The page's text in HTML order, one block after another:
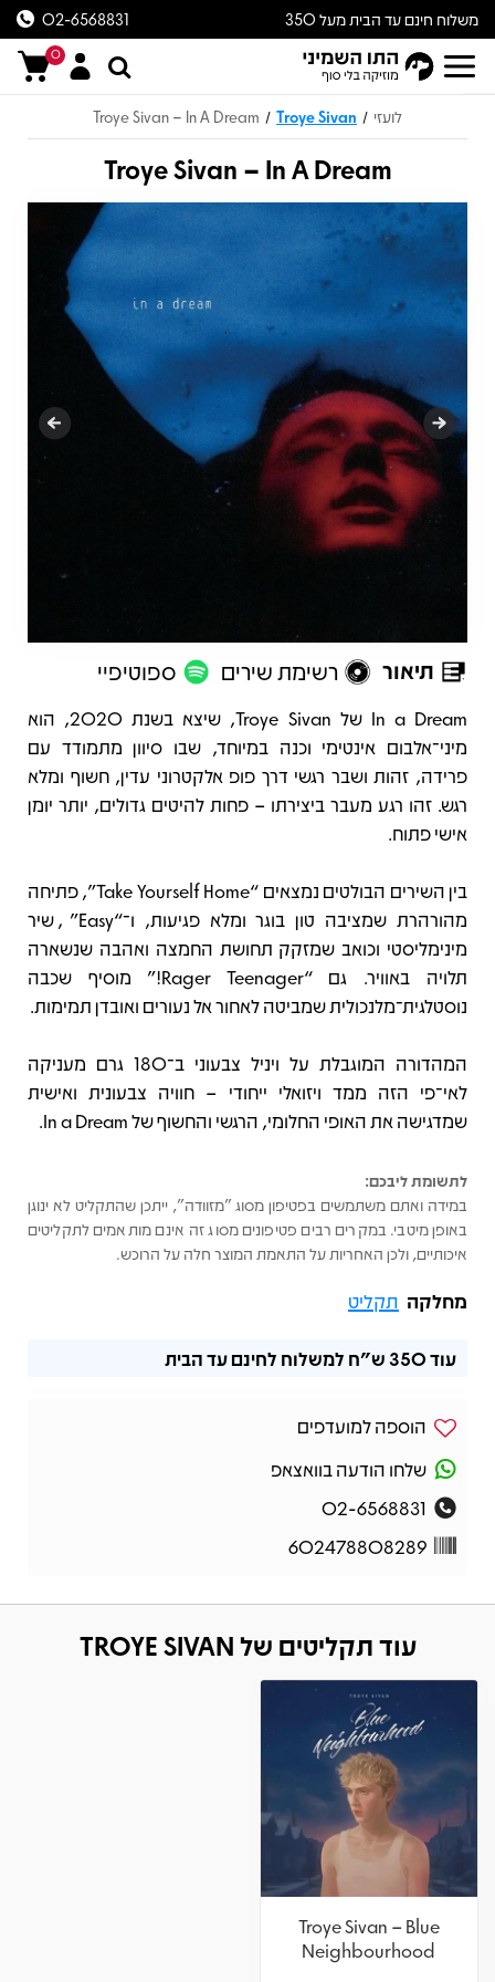
משלוח חינם עד הבית מעל 350
ש״ח
02-6568831
0
לועזי /
Troye Sivan
/
Troye Sivan – In A Dream
Troye Sivan – In A Dream
תיאור רשימת שירים ספוטיפיי
תיאור
In a Dream של Troye Sivan, שיצא בשנת 2020, הוא
מיני־אלבום אינטימי וכנה במיוחד, שבו סיוון מתמודד עם
פרידה, זהות ושבר רגשי דרך פופ אלקטרוני עדין, חשוף ומלא
רגש. זהו רגע מעבר ביצירתו – פחות להיטים גדולים, יותר יומן
אישי פתוח.
בין השירים הבולטים נמצאים “Take Yourself Home”, פתיחה
מהורהרת שמציבה טון בוגר ומלא פגיעות, ו־“Easy”, שיר
מינימליסטי וכואב שמזקק תחושת החמצה ואהבה שנשארה
תלויה באוויר. גם “Rager Teenager!” מוסיף שכבה
נוסטלגית־מלנכולית שמביטה לאחור אל נעורים ואובדן תמימות.
המהדורה המוגבלת על ויניל צבעוני ב־180 גרם מעניקה
לאי־פי הזה ממד ויזואלי ייחודי – חוויה צבעונית ואישית
שמדגישה את האופי החלומי, הרגשי והחשוף של In a Dream.
לתשומת ליבכם:
במידה ואתם משתמשים בפטיפון מסוג "מזוודה", ייתכן שהתקליט לא ינוגן
באופן מיטבי. במקרים רבים פטיפונים מסוג זה אינם מותאמים לתקליטים
איכותיים, ולכן האחריות על התאמת המוצר חלה על הרוכש.
מחלקה תקליט
עוד350 ש"ח למשלוח לחינם עד הבית
הוספה למועדפים
שלחו הודעה בוואצאפ
02-6568831
602478808289
עוד תקליטים של TROYE SIVAN
Troye Sivan – Blue
Neighbourhood